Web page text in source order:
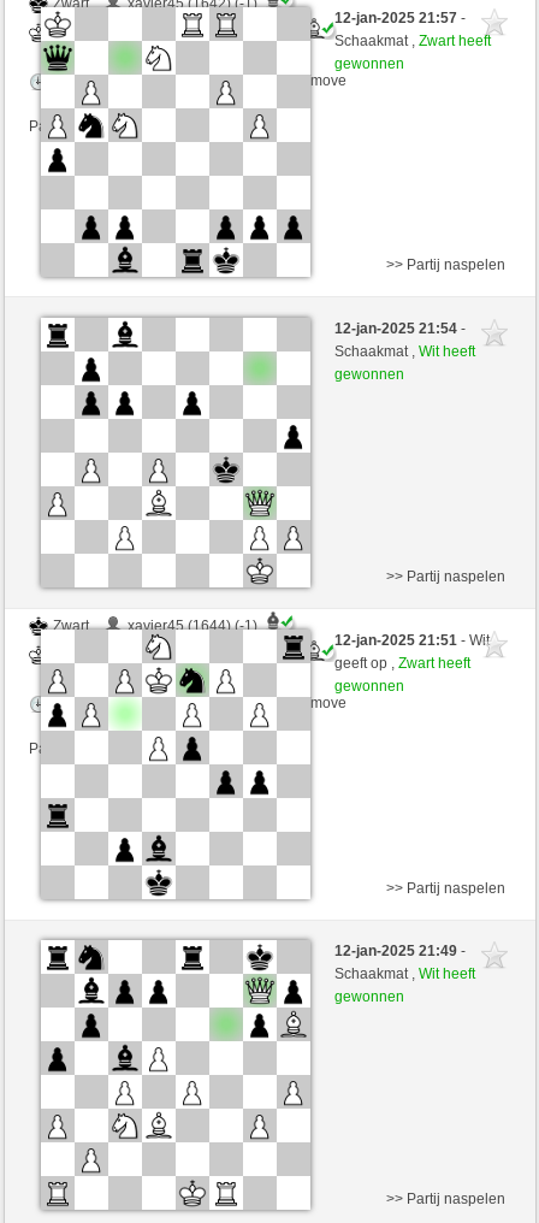
Zwart
xavier45 (1642) (-1)
Wit
MRobespierre (2326) (+1)
Speelduur: 2 minutes/side + 0 seconds/move
Partij telt mee voor de ranglijst
12-jan-2025 21:57-
Schaakmat ,Zwart heeft
gewonnen
Wit
xavier45 (1643) (-1)
Zwart
MRobespierre (2325) (+1)
Speelduur: 2 minutes/side + 0 seconds/move
>> Partij naspelen
12-jan-2025 21:54-
Schaakmat ,Wit heeft
gewonnen
Zwart
xavier45 (1644) (-1)
MRobespierre (2324) (+1)
Speelduur: 2 minutes/side + 0 seconds/move
Partij telt mee voor de ranglijst
>> Partij naspelen
12-jan-2025 21:51- Wit
geeft op ,Zwart heeft
gewonnen
Wit
xavier45 (1645) (-1)
Zwart
MRobespierre (2323) (+1)
Speelduur: 2 minutes/side + 0 seconds/move
Partij telt mee voor de ranglijst
>> Partij naspelen
12-jan-2025 21:49-
Schaakmat ,Wit heeft
gewonnen
>> Partij naspelen